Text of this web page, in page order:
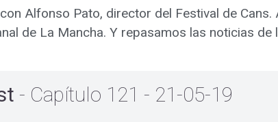
Alfonso Pato, director del Festival de Cans.
de La Mancha. Y repasamos las noticias de
- Capítulo 121 - 21-05-19